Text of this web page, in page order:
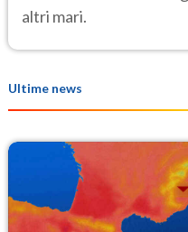
altri mari.
Ultime news